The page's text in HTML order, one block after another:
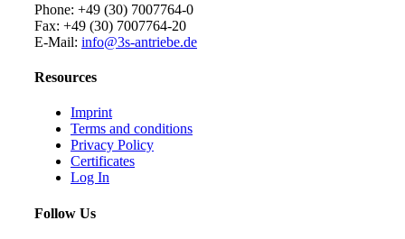
Phone: +49 (30) 7007764-0
Fax: +49 (30) 7007764-20
E-Mail: info@3s-antriebe.de
Resources
Imprint
Terms and conditions
Privacy Policy
Certificates
Log In
Follow Us